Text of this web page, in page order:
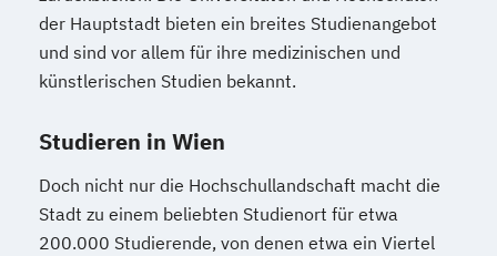
der Hauptstadt bieten ein breites Studienangebot
und sind vor allem für ihre medizinischen und
künstlerischen Studien bekannt.
Studieren in Wien
Doch nicht nur die Hochschullandschaft macht die
Stadt zu einem beliebten Studienort für etwa
200.000 Studierende, von denen etwa ein Viertel